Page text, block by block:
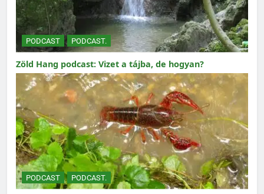
PODCAST PODCAST.
Zöld Hang podcast: Vizet a tájba, de hogyan?
PODCAST PODCAST.